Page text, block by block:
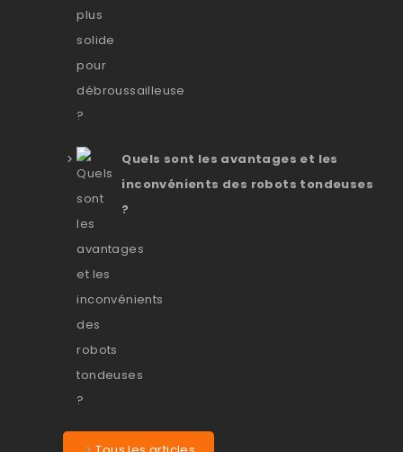
Quels sont les avantages et les
inconvénients des robots tondeuses
?